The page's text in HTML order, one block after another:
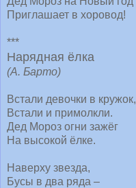
Приглашает в хоровод!
***
Нарядная ёлка
(А. Барто)
Встали девочки в кружок,
Встали и примолкли.
Дед Мороз огни зажёг
На высокой ёлке.
Наверху звезда,
Бусы в два ряда –